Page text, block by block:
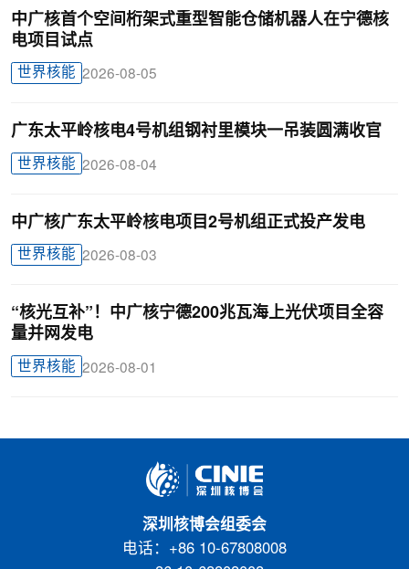
中广核首个空间桁架式重型智能仓储机器人在宁德核
电项目试点
世界核能 2026-08-05
广东太平岭核电4号机组钢衬里模块一吊装圆满收官
世界核能 2026-08-04
中广核广东太平岭核电项目2号机组正式投产发电
世界核能 2026-08-03
“核光互补”！中广核宁德200兆瓦海上光伏项目全容
量并网发电
世界核能 2026-08-01
深圳核博会组委会
电话：+86 10-67808008